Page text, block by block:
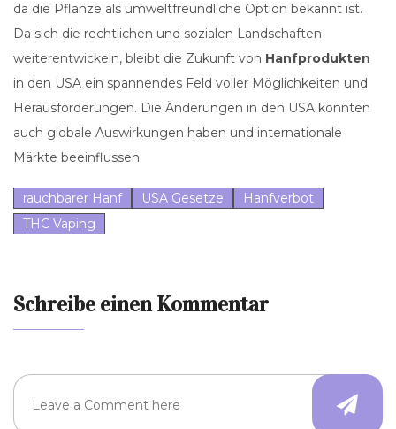
da die Pflanze als umweltfreundliche Option bekannt ist.
Da sich die rechtlichen und sozialen Landschaften
weiterentwickeln, bleibt die Zukunft von Hanfprodukten
in den USA ein spannendes Feld voller Möglichkeiten und
Herausforderungen. Die Änderungen in den USA könnten
auch globale Auswirkungen haben und internationale
Märkte beeinflussen.
rauchbarer Hanf USA Gesetze
Hanfverbot
THC Vaping
Schreibe einen Kommentar